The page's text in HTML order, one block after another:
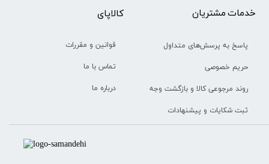
خدمات مشتریان
پاسخ به پرسش‌های متداول
حریم خصوصی
روند مرجوعی کالا و بازگشت وجه
ثبت شکایات و پیشنهادات
​​کالاپای
قوانین و مقررات
تماس با ما
درباره ما